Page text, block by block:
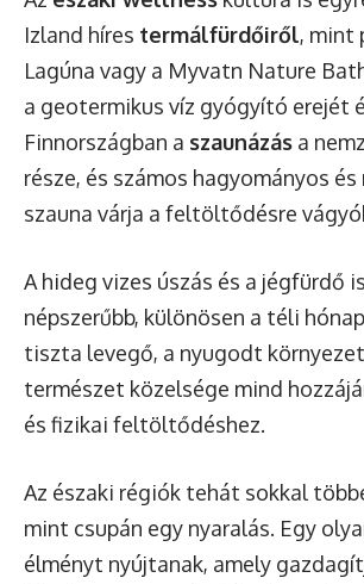
Izland híres termálfürdőiről, mint
Lagúna vagy a Myvatn Nature
a geotermikus víz gyógyító erejét
Finnországban a szaunázás a
része, és számos hagyományos és
szauna várja a feltöltődésre
A hideg vizes úszás és a jégfürdő
népszerűbb, különösen a téli
tiszta levegő, a nyugodt
természet közelsége mind
és fizikai feltöltődéshez.
Az északi régiók tehát sokkal
mint csupán egy nyaralás. Egy
élményt nyújtanak, amely